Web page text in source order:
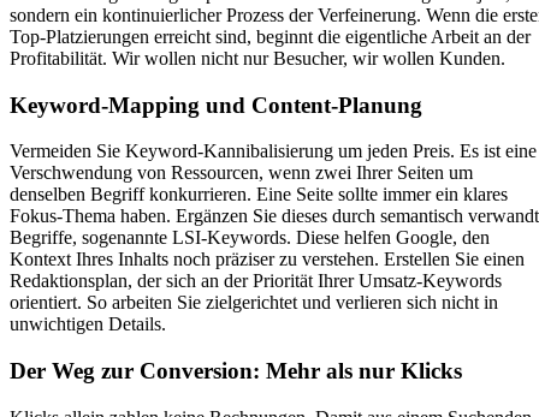
sondern ein kontinuierlicher Prozess der Verfeinerung. Wenn die
Top-Platzierungen erreicht sind, beginnt die eigentliche Arbeit an der
Profitabilität. Wir wollen nicht nur Besucher, wir wollen Kunden.
Keyword-Mapping und Content-Planung
Vermeiden Sie Keyword-Kannibalisierung um jeden Preis. Es ist eine
Verschwendung von Ressourcen, wenn zwei Ihrer Seiten um
denselben Begriff konkurrieren. Eine Seite sollte immer ein klares
Fokus-Thema haben. Ergänzen Sie dieses durch semantisch
Begriffe, sogenannte LSI-Keywords. Diese helfen Google, den
Kontext Ihres Inhalts noch präziser zu verstehen. Erstellen Sie einen
Redaktionsplan, der sich an der Priorität Ihrer Umsatz-Keywords
orientiert. So arbeiten Sie zielgerichtet und verlieren sich nicht in
unwichtigen Details.
Der Weg zur Conversion: Mehr als nur Klicks